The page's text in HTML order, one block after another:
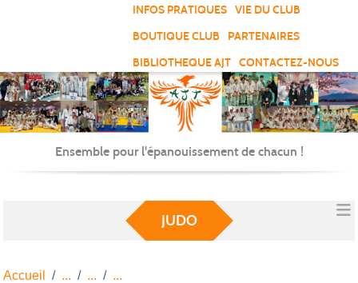
INFOS PRATIQUES
VIE DU CLUB
BOUTIQUE CLUB
PARTENAIRES
BIBLIOTHEQUE AJT
CONTACTEZ-NOUS
Ensemble pour l'épanouissement de chacun !
JUDO
Accueil
Panneau de gestion des cookies